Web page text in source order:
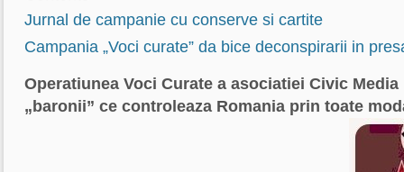
Jurnal de campanie cu conserve si cartite
Campania „Voci curate” da bice deconspirarii in
Operatiunea Voci Curate a asociatiei Civic Media
„baronii” ce controleaza Romania prin toate